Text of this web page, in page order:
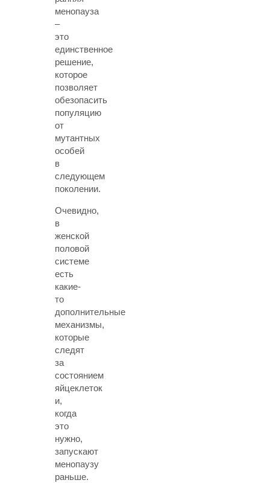
менопауза
–
это
единственное
решение,
которое
позволяет
обезопасить
популяцию
от
мутантных
особей
в
следующем
поколении.
Очевидно,
в
женской
половой
системе
есть
какие-
то
дополнительные
механизмы,
которые
следят
за
состоянием
яйцеклеток
и,
когда
это
нужно,
запускают
менопаузу
раньше.